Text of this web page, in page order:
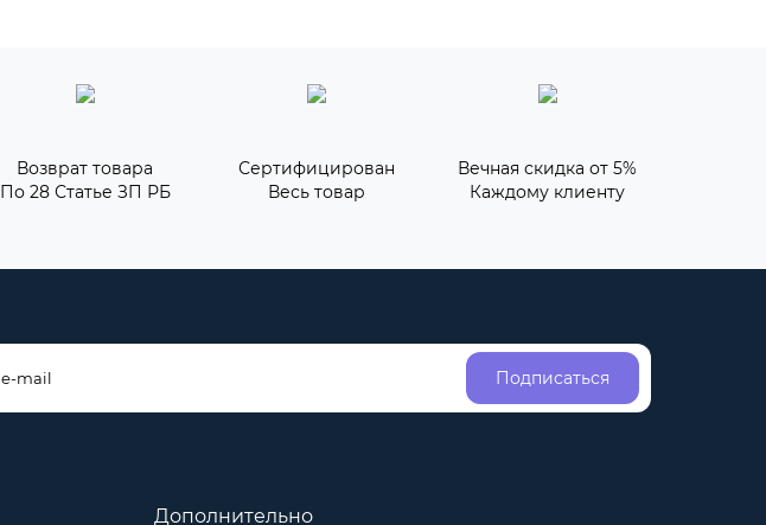
Возврат товара
По 28 Статье ЗП РБ
Сертифицирован
Весь товар
Вечная скидка от 5%
Каждому клиенту
Подписаться
Дополнительно